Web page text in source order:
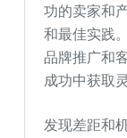
功的卖家和
和最佳实践
品牌推广和
成功中获取
发现差距和